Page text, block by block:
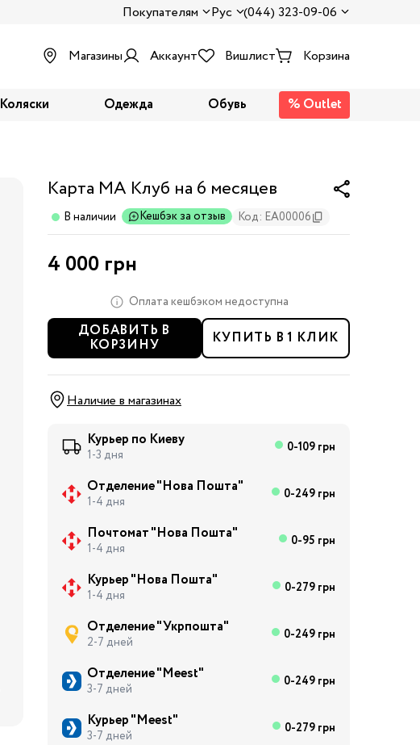
Покупателям Рус (044) 323-09-06
Магазины Аккаунт Вишлист Корзина
Коляски Одежда Обувь % Outlet
Карта МА Клуб на 6 месяцев
В наличии Кешбэк за отзыв Код: EA00006
4 000 грн
Оплата кешбэком недоступна
ДОБАВИТЬ В
КОРЗИНУ КУПИТЬ В 1 КЛИК
Наличие в магазинах
Курьер по Киеву
1-3 дня 0-109 грн
Отделение "Нова Пошта"
1-4 дня 0-249 грн
Почтомат "Нова Пошта"
1-4 дня 0-95 грн
Курьер "Нова Пошта"
1-4 дня 0-279 грн
Отделение "Укрпошта"
2-7 дней 0-249 грн
Отделение "Meest"
3-7 дней 0-249 грн
Курьер "Meest"
3-7 дней 0-279 грн